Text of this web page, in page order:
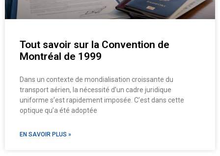
Tout savoir sur la Convention de
Montréal de 1999
Dans un contexte de mondialisation croissante du
transport aérien, la nécessité d’un cadre juridique
uniforme s’est rapidement imposée. C’est dans cette
optique qu’a été adoptée
EN SAVOIR PLUS »